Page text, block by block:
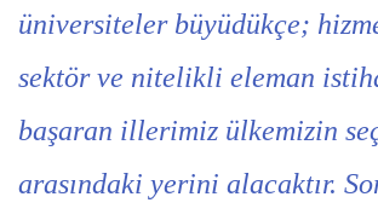
üniversiteler büyüdükçe;
sektör ve nitelikli eleman
başaran illerimiz ülkemizin
arasındaki yerini alacaktır.